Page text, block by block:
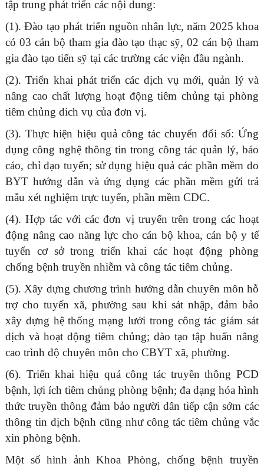
tập trung phát triển các nội dung:
(1). Đào tạo phát triển nguồn nhân lực, năm 2025 khoa
có 03 cán bộ tham gia đào tạo thạc sỹ, 02 cán bộ tham
gia đào tạo tiến sỹ tại các trường các viện đầu ngành.
(2). Triển khai phát triển các dịch vụ mới, quản lý và
nâng cao chất lượng hoạt động tiêm chủng tại phòng
tiêm chủng dich vụ của đơn vị.
(3). Thực hiện hiệu quả công tác chuyển đổi số: Ứng
dụng công nghệ thông tin trong công tác quản lý, báo
cáo, chỉ đạo tuyến; sử dụng hiệu quả các phần mềm do
BYT hướng dẫn và ứng dụng các phần mềm gửi trả
mẫu xét nghiệm trực tuyến, phần mềm CDC.
(4). Hợp tác với các đơn vị truyến trên trong các hoạt
động nâng cao năng lực cho cán bộ khoa, cán bộ y tế
tuyến cơ sở trong triển khai các hoạt động phòng
chống bệnh truyền nhiễm và công tác tiêm chủng.
(5). Xây dựng chương trình hướng dẫn chuyên môn hỗ
trợ cho tuyến xã, phường sau khi sát nhập, đảm bảo
xây dựng hệ thống mạng lưới trong công tác giám sát
dịch và hoạt động tiêm chủng; đào tạo tập huấn nâng
cao trình độ chuyên môn cho CBYT xã, phường.
(6). Triển khai hiệu quả công tác truyền thông PCD
bệnh, lợi ích tiêm chủng phòng bệnh; đa dạng hóa hình
thức truyền thông đảm bảo người dân tiếp cận sớm các
thông tin dịch bệnh cũng như công tác tiêm chủng vắc
xin phòng bệnh.
Một số hình ảnh Khoa Phòng, chống bệnh truyền